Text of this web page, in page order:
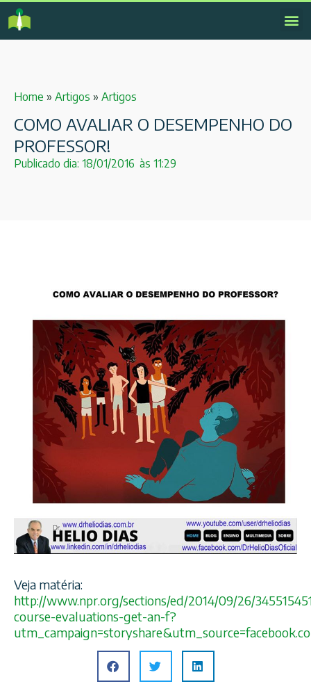
Home » Artigos » Artigos
COMO AVALIAR O DESEMPENHO DO
PROFESSOR!
Publicado dia: 18/01/2016 às 11:29
Veja matéria:
http://www.npr.org/sections/ed/2014/09/26/
course-evaluations-get-an-f?